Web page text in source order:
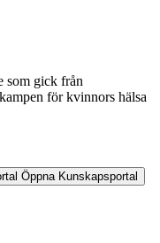
som gick från
för kvinnors hälsa
Öppna Kunskapsportal